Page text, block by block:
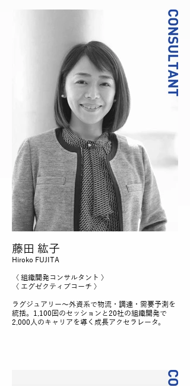
藤田 紘子
Hiroko FUJITA
〈 組織開発コンサルタント 〉
〈 エグゼクティブコーチ 〉
ラグジュアリー〜外資系で物流・調達・需要予測を
統括。1,100回のセッションと20社の組織開発で
2,000人のキャリアを導く成長アクセラレータ。